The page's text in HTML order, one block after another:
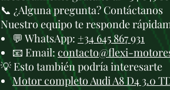
📞 ¿Alguna pregunta? Contáctanos
Nuestro equipo te responde
💬 WhatsApp: +34 645 867 931
📧 Email:contacto@flexi-
💡 Esto también podría interesarte
Motor completo Audi A8 D4 3.0